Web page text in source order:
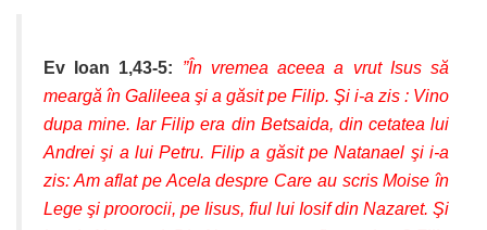
Ev Ioan 1,43-5:
”În vremea aceea a vrut Isus să
meargă în Galileea şi a găsit pe Filip. Şi i-a zis : Vino
dupa mine. Iar Filip era din Betsaida, din cetatea lui
Andrei şi a lui Petru. Filip a găsit pe Natanael şi i-a
zis: Am aflat pe Acela despre Care au scris Moise în
Lege şi proorocii, pe Iisus, fiul lui Iosif din Nazaret. Şi